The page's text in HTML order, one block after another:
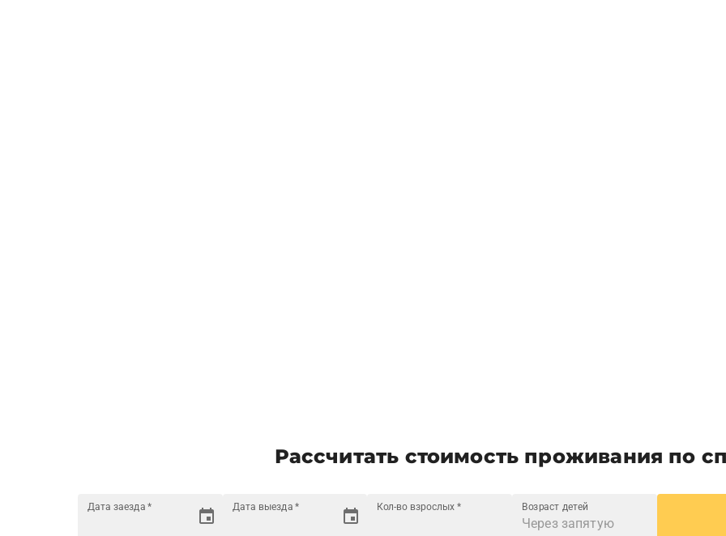
Рассчитать стоимость проживания по
Дата заезда * Дата выезда * Кол-во взрослых * Возраст детей